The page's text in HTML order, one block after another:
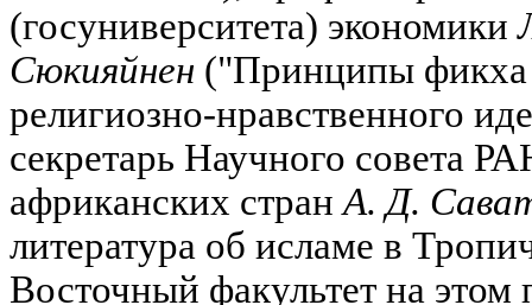
(госуниверситета) экономики
Сюкияйнен ("Принципы фикха
религиозно-нравственного
секретарь Научного совета
африканских странА. Д.
литература об исламе в
Восточный факультет на этом